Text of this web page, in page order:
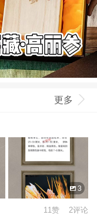
更多
3
11赞 2评论